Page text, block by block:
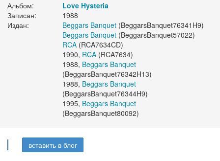
Альбом:
Love Hysteria
Записан:
1988
Издан:
Beggars Banquet (BeggarsBanquet76341H9)
Beggars Banquet (BeggarsBanquet57022)
RCA (RCA7634CD)
1990, RCA (RCA7634)
1988, Beggars Banquet
(BeggarsBanquet76342H13)
1988, Beggars Banquet
(BeggarsBanquet76344H9)
1995, Beggars Banquet
(BeggarsBanquet80092)
вставить в блог